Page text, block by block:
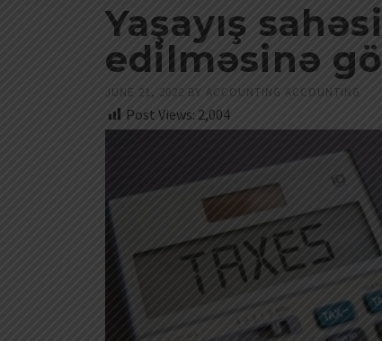
Yaşayış
edilməsinə
JUNE 21, 2022 BY ACCOUNTING ACCOUNTING
Post Views: 2,004